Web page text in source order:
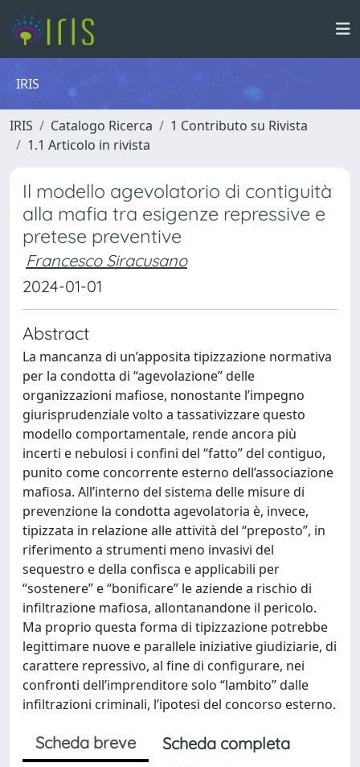
IRIS
IRIS Catalogo Ricerca
1 Contributo su Rivista
1.1 Articolo in rivista
Il modello agevolatorio di contiguità
alla mafia tra esigenze repressive e
pretese preventive
Francesco Siracusano
2024-01-01
Abstract
La mancanza di un’apposita tipizzazione normativa
per la condotta di “agevolazione” delle
organizzazioni mafiose, nonostante l’impegno
giurisprudenziale volto a tassativizzare questo
modello comportamentale, rende ancora più
incerti e nebulosi i confini del “fatto” del contiguo,
punito come concorrente esterno dell’associazione
mafiosa. All’interno del sistema delle misure di
prevenzione la condotta agevolatoria è, invece,
tipizzata in relazione alle attività del “preposto”, in
riferimento a strumenti meno invasivi del
sequestro e della confisca e applicabili per
“sostenere” e “bonificare” le aziende a rischio di
infiltrazione mafiosa, allontanandone il pericolo.
Ma proprio questa forma di tipizzazione potrebbe
legittimare nuove e parallele iniziative giudiziarie, di
carattere repressivo, al fine di configurare, nei
confronti dell’imprenditore solo “lambito” dalle
infiltrazioni criminali, l’ipotesi del concorso esterno.
Scheda breve
Scheda completa